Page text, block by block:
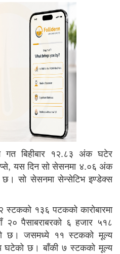
गत बिहीबार १२.८३ अंक घटेर
यस दिन सो सेसनमा ४.०६ अंक
छ। सो सेसनमा सेन्सेटिभ इण्डेक्स
१३६ पटकको कारोबारमा
पैसाबराबरको ६ हजार ५१८
छ। जसमध्ये ११ स्टकको मूल्य
छ। बाँकी ७ स्टकको मूल्य